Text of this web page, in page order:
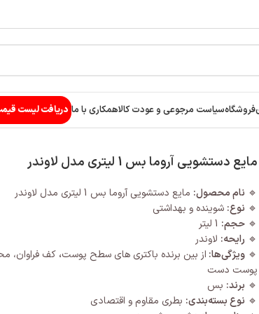
فروشگاهسیاست مرجوعی و عودت کالاهمکاری با ما دریافت لیست
مایع دستشویی آروما بس 1 لیتری مدل لاوندر
🔹 نام محصول: مایع دستشویی آروما بس 1 لیتری مدل لاوندر
🔹 نوع: شوینده و بهداشتی
🔹حجم:
🔹 رایحه: لاوندر
🔹ویژگی‌ها: از بین برنده باکتری های سطح پوست، کف فراوان،
پوست دست
🔹 برند: بس
🔹 نوع بسته‌بندی: بطری مقاوم و اقتصادی